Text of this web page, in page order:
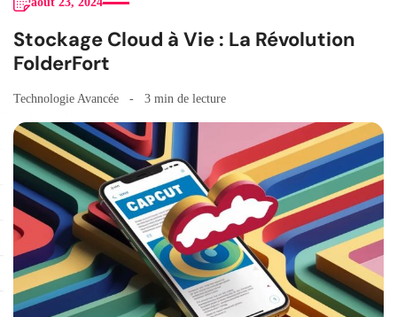
Stockage Cloud à Vie : La Révolution
FolderFort
Technologie Avancée 3 min de lecture